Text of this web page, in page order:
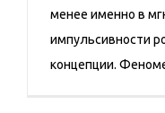
менее именно в
импульсивности
концепции.